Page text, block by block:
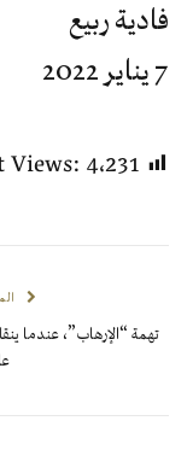
فادية ربيع
7 يناير 2022
Views: 4٬231
تهمة “الإرهاب”، عندما